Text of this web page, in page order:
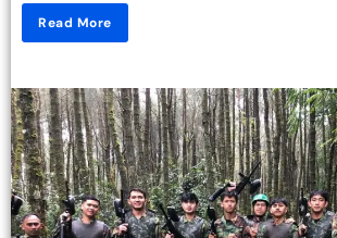
Read More